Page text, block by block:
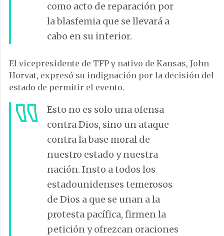
como acto de reparación por
la blasfemia que se llevará a
cabo en su interior.
El vicepresidente de TFP y nativo de Kansas, John
Horvat, expresó su indignación por la decisión del
estado de permitir el evento.
Esto no es solo una ofensa
contra Dios, sino un ataque
contra la base moral de
nuestro estado y nuestra
nación. Insto a todos los
estadounidenses temerosos
de Dios a que se unan a la
protesta pacífica, firmen la
petición y ofrezcan oraciones